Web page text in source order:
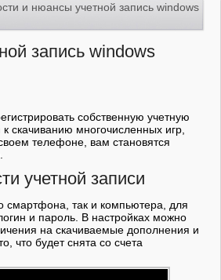
и нюансы учетной запись windows
запись windows
собственную учетную
скачиванию многочисленных игр,
телефоне, вам становятся
учетной записи
смартфона, так и компьютера, для
и пароль. В настройках можно
на скачиваемые дополнения и
что будет снята со счета